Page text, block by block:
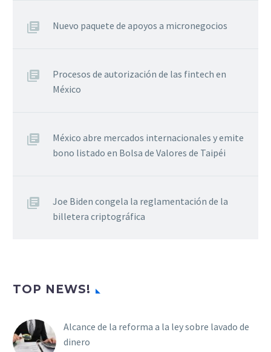
Nuevo paquete de apoyos a micronegocios
Procesos de autorización de las fintech en
México
México abre mercados internacionales y emite
bono listado en Bolsa de Valores de Taipéi
Joe Biden congela la reglamentación de la
billetera criptográfica
TOP NEWS!
Alcance de la reforma a la ley sobre lavado de
dinero